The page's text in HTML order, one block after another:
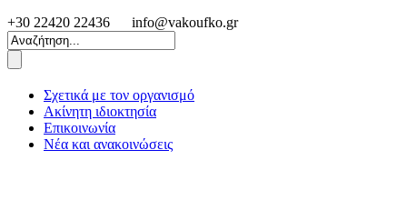
+30 22420 22436
info@vakoufko.gr
Σχετικά με τον οργανισμό
Ακίνητη ιδιοκτησία
Επικοινωνία
Νέα και ανακοινώσεις